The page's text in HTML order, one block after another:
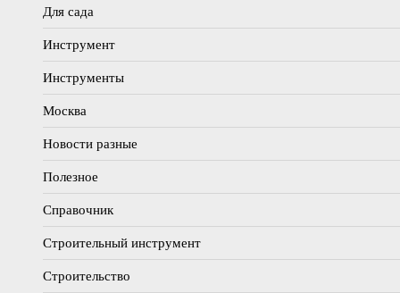
Для сада
Инструмент
Инструменты
Москва
Новости разные
Полезное
Справочник
Строительный инструмент
Строительство